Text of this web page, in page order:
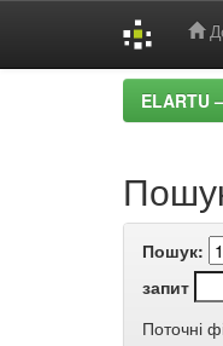
ELARTU
Пошук:
запит
Поточні